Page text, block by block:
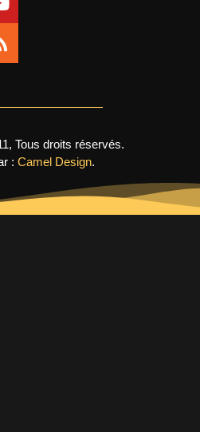
Tous droits réservés.
: Camel Design.